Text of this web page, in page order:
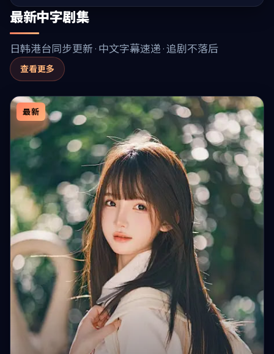
最新中字剧集
日韩港台同步更新 · 中文字幕速递 · 追剧不落后
查看更多
最新